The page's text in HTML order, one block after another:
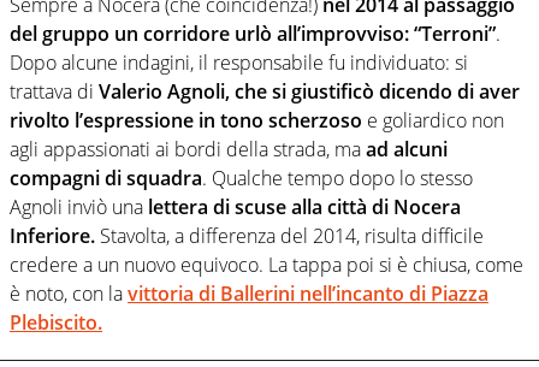
del gruppo un corridore urlò all’improvviso: “Terroni”.
Dopo alcune indagini, il responsabile fu individuato: si
trattava di Valerio Agnoli, che si giustificò dicendo di aver
rivolto l’espressione in tono scherzoso e goliardico non
agli appassionati ai bordi della strada, maad alcuni
compagni di squadra. Qualche tempo dopo lo stesso
Agnoli inviò una lettera di scuse alla città di Nocera
Inferiore. Stavolta, a differenza del 2014, risulta difficile
credere a un nuovo equivoco. La tappa poi si è chiusa, come
è noto, con lavittoria di Ballerini nell’incanto di Piazza
Plebiscito.